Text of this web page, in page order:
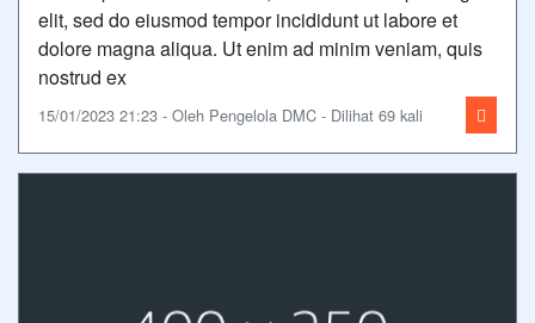
elit, sed do eiusmod tempor incididunt ut labore et
dolore magna aliqua. Ut enim ad minim veniam, quis
nostrud ex
15/01/2023 21:23 - Oleh Pengelola DMC - Dilihat 69 kali